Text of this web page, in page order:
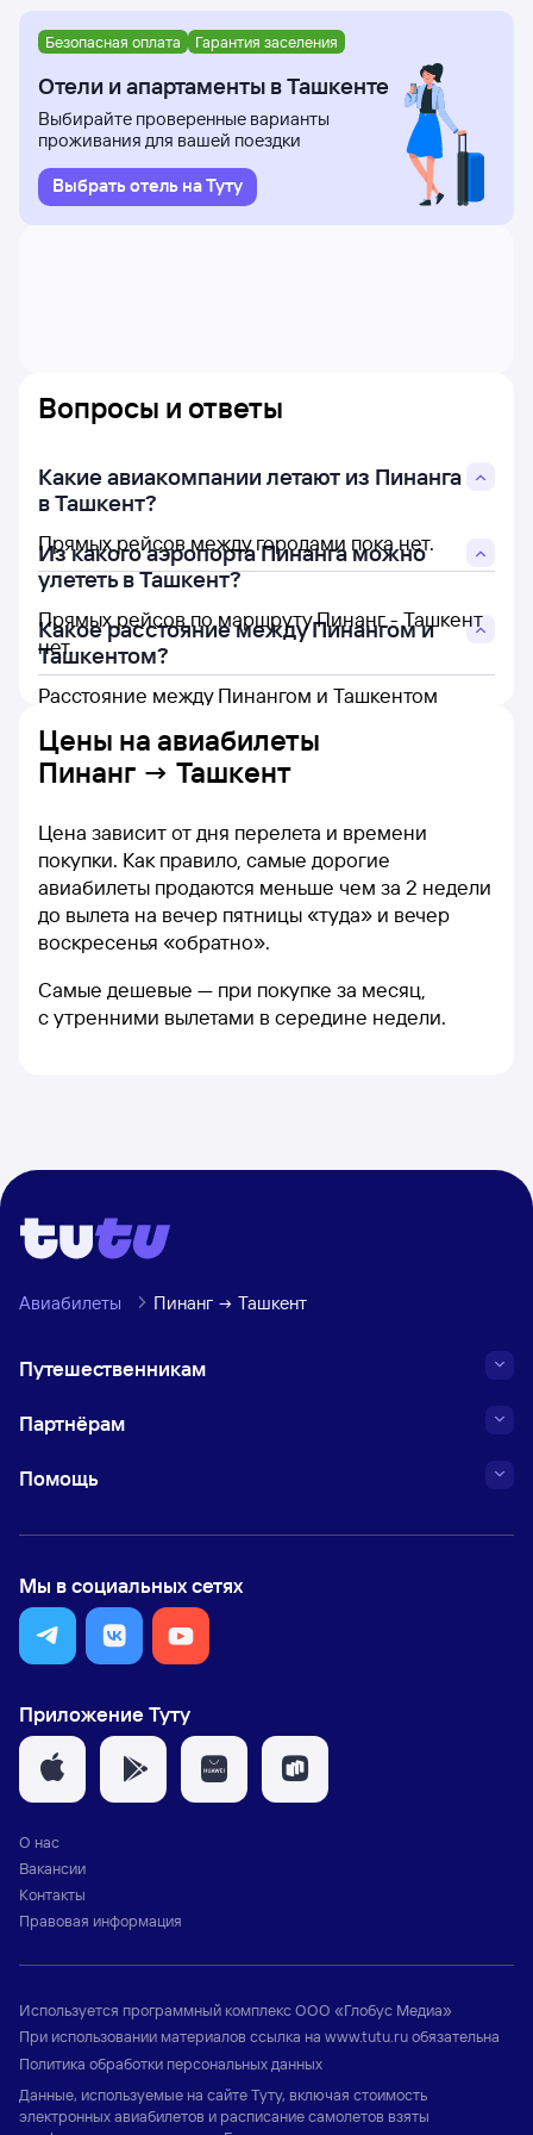
Безопасная оплата Гарантия заселения
Отели и апартаменты в Ташкенте
Выбирайте проверенные варианты
проживания для вашей поездки
Выбрать отель на Туту
Вопросы и ответы
Какие авиакомпании летают из Пинанга
в Ташкент?
Прямых рейсов между городами пока нет.
Из какого аэропорта Пинанга можно
улететь в Ташкент?
Прямых рейсов по маршруту Пинанг - Ташкент
нет.
Какое расстояние между Пинангом и
Ташкентом?
Расстояние между Пинангом и Ташкентом
Цены на авиабилеты
Пинанг → Ташкент
Цена зависит от дня перелета и времени
покупки. Как правило, самые дорогие
авиабилеты продаются меньше чем за 2 недели
до вылета на вечер пятницы «туда» и вечер
воскресенья «обратно».
Самые дешевые — при покупке за месяц,
с утренними вылетами в середине недели.
Авиабилеты Пинанг Ташкент
Путешественникам
Партнёрам
Помощь
Мы в социальных сетях
Приложение Туту
О нас
Вакансии
Контакты
Правовая информация
Используется программный комплексООО «Глобус Медиа»
При использовании материалов ссылка на www.tutu.ruобязательна
Политика обработки персональных данных
Данные, используемые на сайте Туту, включая стоимость
электронных авиабилетов и расписание самолетов взяты